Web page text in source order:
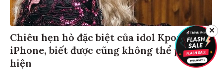
Chiêu hẹn hò đặc biệt của idol Kpop bằng
iPhone, biết được cũng không thể phát
hiện
✕